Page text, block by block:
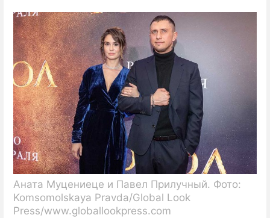
Аната Муцениеце и Павел Прилучный. Фото:
Komsomolskaya Pravda/Global Look
Press/www.globallookpress.com